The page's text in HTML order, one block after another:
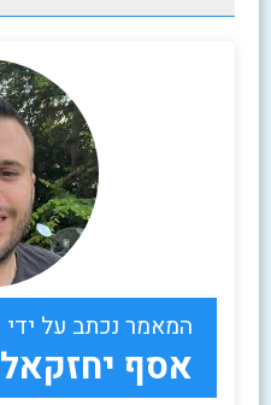
המאמר נכתב על ידי
אסף יחזקאל